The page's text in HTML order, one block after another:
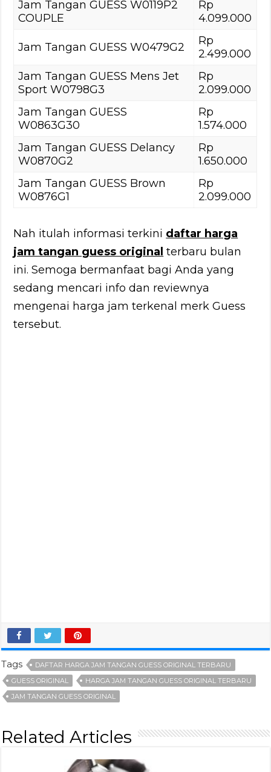
Jam Tangan GUESS W0119P2
COUPLE
Rp
4.099.000
Jam Tangan GUESS W0479G2
Rp
2.499.000
Jam Tangan GUESS Mens Jet
Sport W0798G3
Rp
2.099.000
Jam Tangan GUESS
W0863G30
Rp
1.574.000
Jam Tangan GUESS Delancy
W0870G2
Rp
1.650.000
Jam Tangan GUESS Brown
W0876G1
Rp
2.099.000
Nah itulah informasi terkini daftar harga
jam tangan guess original terbaru bulan
ini. Semoga bermanfaat bagi Anda yang
sedang mencari info dan reviewnya
mengenai harga jam terkenal merk Guess
tersebut.
Tags
DAFTAR HARGA JAM TANGAN GUESS ORIGINAL TERBARU
GUESS ORIGINAL
HARGA JAM TANGAN GUESS ORIGINAL TERBARU
JAM TANGAN GUESS ORIGINAL
Related Articles